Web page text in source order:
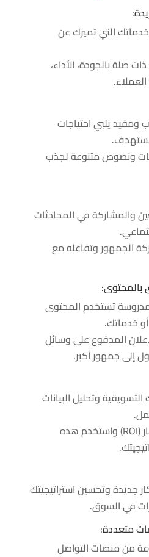
التي تميزك عن
صلة بالجودة، الأداء،
يلبي احتياجات
ونصوص متنوعة لجذب
والمشاركة في المحادثات
الجمهور وتفاعله مع
تستخدم المحتوى
خدماتك.
المدفوع على وسائل
إلى جمهور أكبر.
وتحليل البيانات
– قدر العائد على الاستثمار (ROI) واستخدم هذه
جديدة وتحسين استراتيجيتك
في السوق.
من منصات التواصل